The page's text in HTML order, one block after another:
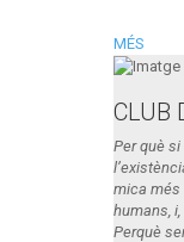
MÉS
CLUB
Per què
mica més
humans,
Perquè